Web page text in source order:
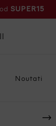
SUPER15
Noutati